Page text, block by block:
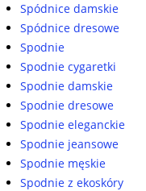
Spódnice damskie
Spódnice dresowe
Spodnie
Spodnie cygaretki
Spodnie damskie
Spodnie dresowe
Spodnie eleganckie
Spodnie jeansowe
Spodnie męskie
Spodnie z ekoskóry